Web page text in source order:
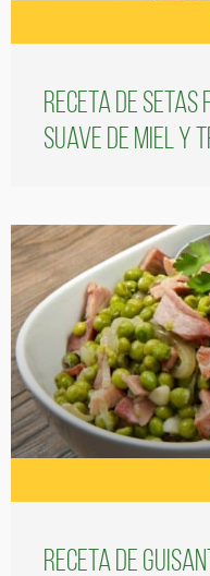
Receta de
suave de miel y
Receta de